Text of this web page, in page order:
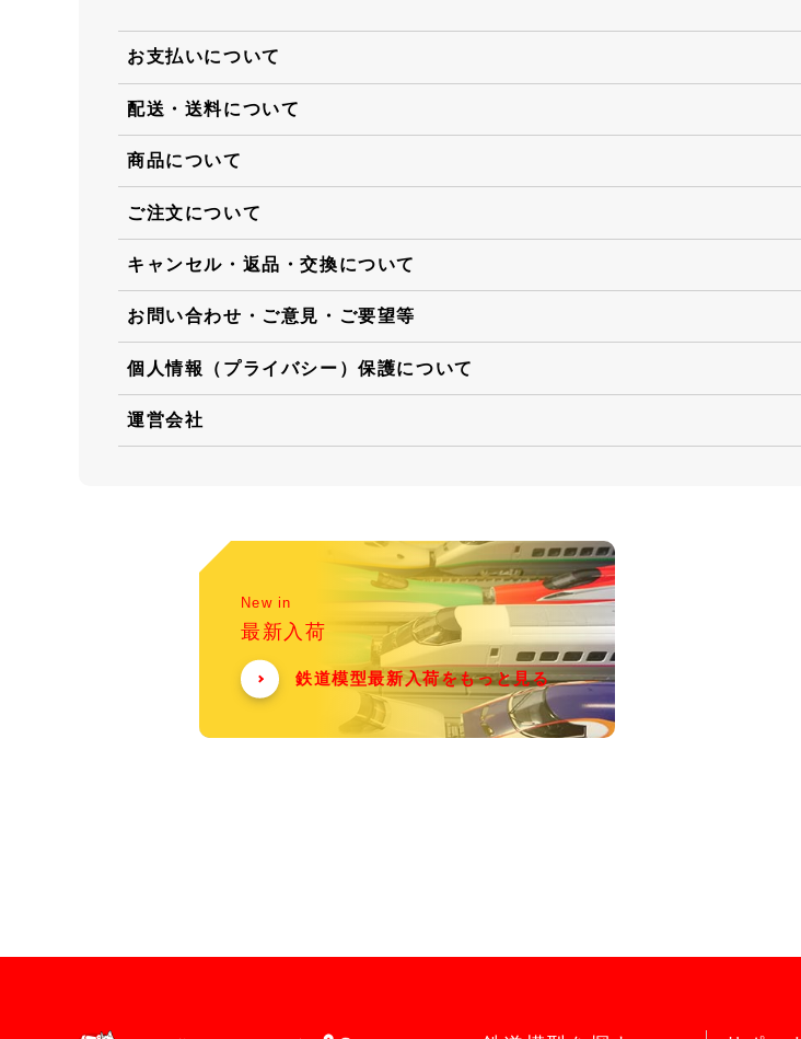
お支払いについて
配送・送料について
商品について
ご注文について
キャンセル・返品・交換について
お問い合わせ・ご意見・ご要望等
個人情報（プライバシー）保護について
運営会社
New in
最新入荷
鉄道模型最新入荷をもっと見る